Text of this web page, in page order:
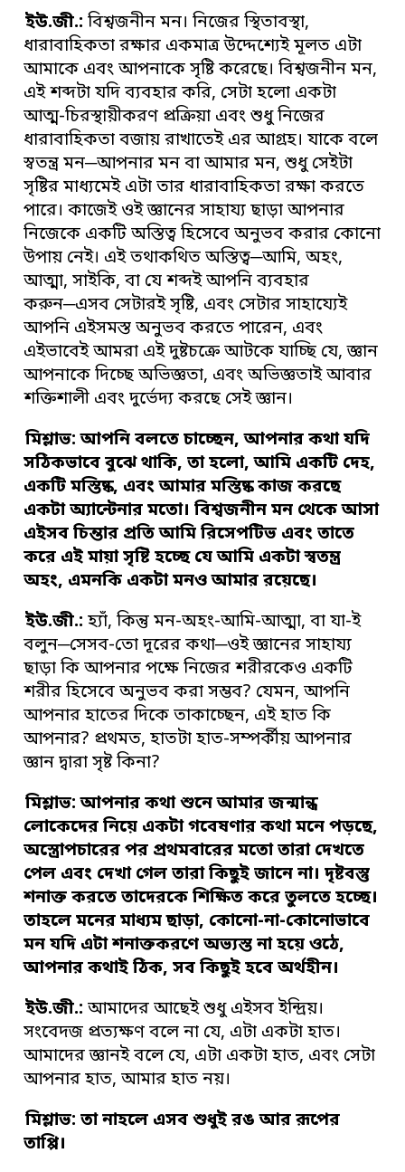
ইউ.জী.: বিশ্বজনীন মন। নিজের স্থিতাবস্থা,
ধারাবাহিকতা রক্ষার একমাত্র উদ্দেশ্যেই মূলত এটা
আমাকে এবং আপনাকে সৃষ্টি করেছে। বিশ্বজনীন মন,
এই শব্দটা যদি ব্যবহার করি, সেটা হলো একটা
আত্ম-চিরস্থায়ীকরণ প্রক্রিয়া এবং শুধু নিজের
ধারাবাহিকতা বজায় রাখাতেই এর আগ্রহ। যাকে বলে
স্বতন্ত্র মন─আপনার মন বা আমার মন, শুধু সেইটা
সৃষ্টির মাধ্যমেই এটা তার ধারাবাহিকতা রক্ষা করতে
পারে। কাজেই ওই জ্ঞানের সাহায্য ছাড়া আপনার
নিজেকে একটি অস্তিত্ব হিসেবে অনুভব করার কোনো
উপায় নেই। এই তথাকথিত অস্তিত্ব─আমি, অহং,
আত্মা, সাইকি, বা যে শব্দই আপনি ব্যবহার
করুন─এসব সেটারই সৃষ্টি, এবং সেটার সাহায্যেই
আপনি এইসমস্ত অনুভব করতে পারেন, এবং
এইভাবেই আমরা এই দুষ্টচক্রে আটকে যাচ্ছি যে, জ্ঞান
আপনাকে দিচ্ছে অভিজ্ঞতা, এবং অভিজ্ঞতাই আবার
শক্তিশালী এবং দুর্ভেদ্য করছে সেই জ্ঞান।
মিশ্লাভ: আপনি বলতে চাচ্ছেন,আপনার কথা যদি
সঠিকভাবে বুঝে থাকি,তা হলো,আমি একটি দেহ,
একটি মস্তিষ্ক, এবং আমার মস্তিষ্ক কাজ করছে
একটা অ্যান্টেনার মতো।বিশ্বজনীন মন থেকে আসা
এইসব চিন্তার প্রতি আমি রিসেপটিভ এবং তাতে
করে এই মায়া সৃষ্টি হচ্ছে যে আমি একটা স্বতন্ত্র
অহং, এমনকি একটা মনও আমার রয়েছে।
ইউ.জী.: হ্যাঁ, কিন্তু মন-অহং-আমি-আত্মা, বা যা-ই
বলুন─সেসব-তো দূরের কথা─ওই জ্ঞানের সাহায্য
ছাড়া কি আপনার পক্ষে নিজের শরীরকেও একটি
শরীর হিসেবে অনুভব করা সম্ভব? যেমন, আপনি
আপনার হাতের দিকে তাকাচ্ছেন, এই হাত কি
আপনার? প্রথমত, হাতটা হাত-সম্পর্কীয় আপনার
জ্ঞান দ্বারা সৃষ্ট কিনা?
মিশ্লাভ: আপনার কথা শুনে আমার জন্মান্ধ
লোকেদের নিয়ে একটা গবেষণার কথা মনে পড়ছে,
অস্ত্রোপচারের পর প্রথমবারের মতো তারা দেখতে
পেল এবং দেখা গেল তারা কিছুই জানে না।দৃষ্টবস্তু
শনাক্ত করতে তাদেরকে শিক্ষিত করে তুলতে হচ্ছে।
তাহলে মনের মাধ্যম ছাড়া, কোনো-না-কোনোভাবে
মন যদি এটা শনাক্তকরণে অভ্যস্ত না হয়ে ওঠে,
আপনার কথাই ঠিক,সব কিছুই হবে অর্থহীন।
ইউ.জী.: আমাদের আছেই শুধু এইসব ইন্দ্রিয়।
সংবেদজ প্রত্যক্ষণ বলে না যে, এটা একটা হাত।
আমাদের জ্ঞানই বলে যে, এটা একটা হাত, এবং সেটা
আপনার হাত, আমার হাত নয়।
মিশ্লাভ: তা নাহলে এসব শুধুই রঙ আর রূপের
তাপ্পি।